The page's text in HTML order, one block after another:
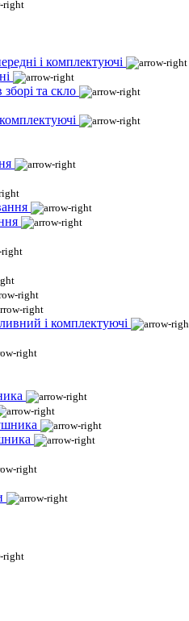
і комплектуючі
та скло
і комплектуючі